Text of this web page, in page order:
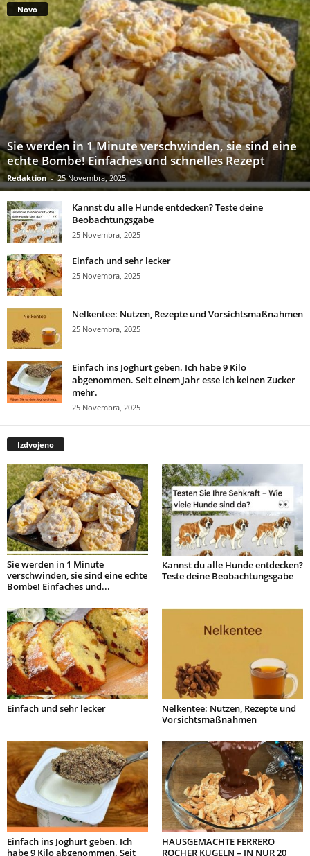
Novo
Sie werden in 1 Minute verschwinden, sie sind eine
echte Bombe! Einfaches und schnelles Rezept
Redaktion - 25 Novembra, 2025
Kannst du alle Hunde entdecken? Teste deine
Beobachtungsgabe
25 Novembra, 2025
Einfach und sehr lecker
25 Novembra, 2025
Nelkentee: Nutzen, Rezepte und Vorsichtsmaßnahmen
25 Novembra, 2025
Einfach ins Joghurt geben. Ich habe 9 Kilo
abgenommen. Seit einem Jahr esse ich keinen Zucker
mehr.
25 Novembra, 2025
Izdvojeno
Sie werden in 1 Minute
verschwinden, sie sind eine echte
Bombe! Einfaches und...
Kannst du alle Hunde entdecken?
Teste deine Beobachtungsgabe
Einfach und sehr lecker
Nelkentee: Nutzen, Rezepte und
Vorsichtsmaßnahmen
Einfach ins Joghurt geben. Ich
habe 9 Kilo abgenommen. Seit
HAUSGEMACHTE FERRERO
ROCHER KUGELN – IN NUR 20